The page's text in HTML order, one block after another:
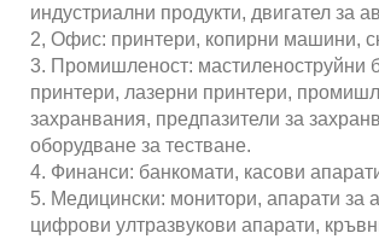
индустриални продукти, двигател за
2, Офис: принтери, копирни машини,
3. Промишленост: мастиленоструйни
принтери, лазерни принтери,
захранвания, предпазители за
оборудване за тестване.
4. Финанси: банкомати, касови
5. Медицински: монитори, апарати за
цифрови ултразвукови апарати,